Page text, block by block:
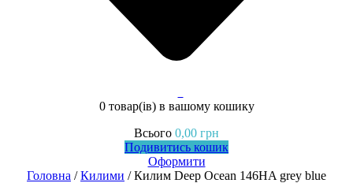
0 товар(ів)в вашому кошику
Всього 0,00 грн
Подивитись кошик
Оформити
Головна /Килими / Килим Deep Ocean 146HA grey blue